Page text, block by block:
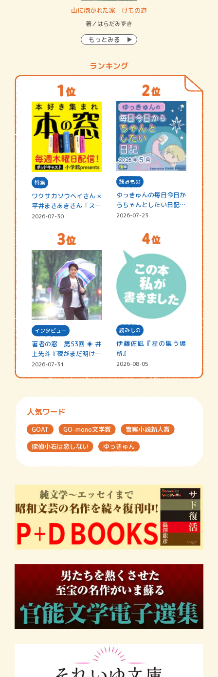
山に抱かれた家 けもの道
著／はらだみずき
もっとみる
ランキング
特集
ワクサカソウヘイさん ×
平井まさあきさん「スペ
シャ…
2026-07-30
読みもの
ゆっきゅんの毎日今日か
らちゃんとしたい日記
☆202…
2026-07-23
インタビュー
著者の窓 第53回 ◈ 井
上先斗『夜がまだ明けな
い』
2026-07-31
読みもの
伊藤佐凪『星の集う場
所』
2026-08-05
人気ワード
GOAT GO-mono文学賞
警察小説新人賞
探偵小石は恋しない
ゆっきゅん